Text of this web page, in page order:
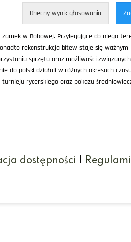
Obecny wynik głosowania
zamek w Bobowej. Przylegające do niego
rekonstrukcja bitew staje się ważnym
sprzętu oraz możliwości związanych
do polski działali w różnych okresach
rycerskiego oraz pokazu
dostępności